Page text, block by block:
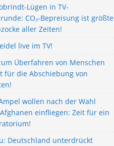
Lügen in TV-
CO₂-Bepreisung ist größte
aller Zeiten!
live im TV!
Überfahren von Menschen
für die Abschiebung von
wollen nach der Wahl
einfliegen: Zeit für ein
Deutschland unterdrückt